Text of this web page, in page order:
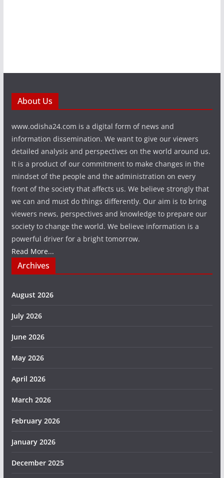
About Us
www.odisha24.com is a digital form of news and
information dissemination. We want to give our viewers
detailed analysis and perspectives on the world around us.
It is a product of our commitment to make changes in the
mindset of the people and the administration on every
front of the society that affects us. We believe strongly that
we can and must do things differently. Our aim is to bring
viewers news, perspectives and knowledge to prepare our
society to change the world. We believe information is a
powerful driver for a bright tomorrow.
Read More...
Archives
August 2026
July 2026
June 2026
May 2026
April 2026
March 2026
February 2026
January 2026
December 2025